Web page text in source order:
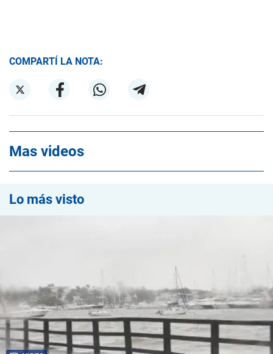
COMPARTÍ LA NOTA:
Mas videos
Lo más visto